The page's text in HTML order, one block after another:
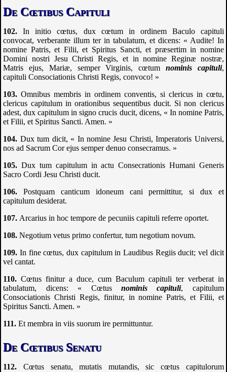
De Cœtibus Capituli
In initio cœtus, dux cœtum in ordinem Baculo capituli
convocat, verberante illum ter in tabulatum, et dicens: « Audite! In
nomine Patris, et Filii, et Spiritus Sancti, et præsertim in nomine
Domini nostri Jesu Christi Regis, et in nomine Reginæ nostræ,
Matris ejus, Mariæ, semper Virginis, cœtum nominis capituli,
capituli Consociationis Christi Regis, convoco! »
Omnibus membris in ordinem conventis, si clericus in cœtu,
clericus capitulum in orationibus sequentibus ducit. Si non clericus
adest, dux capitulum in signo crucis ducit, dicens, « In nomine Patris,
et Filii, et Spiritus Sancti. Amen. »
Dux tum dicit, « In nomine Jesu Christi, Imperatoris Universi,
nos ad Sacrum Cor ejus semper denuo consecramus. »
Dux tum capitulum in actu Consecrationis Humani Generis
Sacro Cordi Jesu Christi ducit.
Postquam canticum idoneum cani permittitur, si dux et
capitulum desiderat.
Arcarius in hoc tempore de pecuniis capituli referre oportet.
Negotium vetus primo confertur, tum negotium novum.
In fine cœtus, dux capitulum in Laudibus Regiis ducit; vel dicit
vel cantat.
Cœtus finitur a duce, cum Baculum capituli ter verberat in
tabulatum, dicens: « Cœtus nominis capituli, capitulum
Consociationis Christi Regis, finitur, in nomine Patris, et Filii, et
Spiritus Sancti. Amen. »
Et membra in viis suorum ire permittuntur.
De Cœtibus Senatu
Cœtus senatu, mutatis mutandis, sic cœtus capitulorum